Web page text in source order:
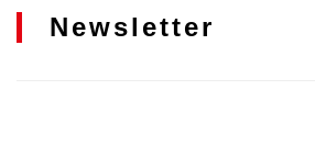
Newsletter